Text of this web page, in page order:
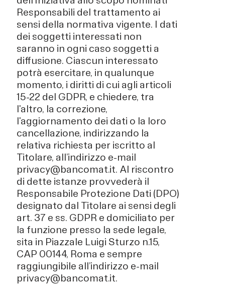
Responsabili del trattamento ai
sensi della normativa vigente. I dati
dei soggetti interessati non
saranno in ogni caso soggetti a
diffusione. Ciascun interessato
potrà esercitare, in qualunque
momento, i diritti di cui agli articoli
15-22 del GDPR, e chiedere, tra
l'altro, la correzione,
l'aggiornamento dei dati o la loro
cancellazione, indirizzando la
relativa richiesta per iscritto al
Titolare, all’indirizzo e-mail
privacy@bancomat.it. Al riscontro
di dette istanze provvederà il
Responsabile Protezione Dati (DPO)
designato dal Titolare ai sensi degli
art. 37 e ss. GDPR e domiciliato per
la funzione presso la sede legale,
sita in Piazzale Luigi Sturzo n.15,
CAP 00144, Roma e sempre
raggiungibile all’indirizzo e-mail
privacy@bancomat.it.